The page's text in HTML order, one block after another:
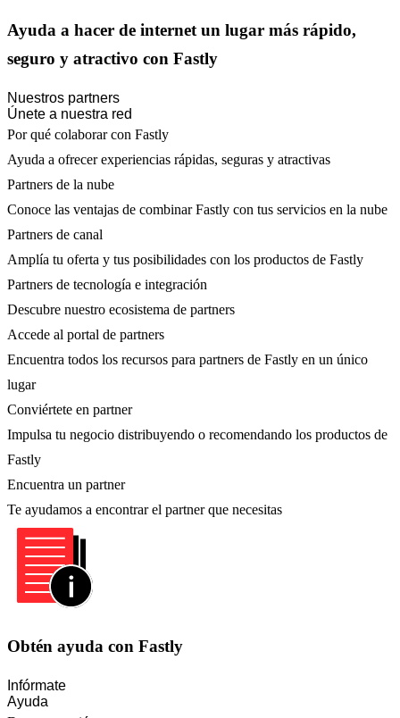
Ayuda a hacer de internet un lugar más rápido,
seguro y atractivo con Fastly
Nuestros partners
Únete a nuestra red
Por qué colaborar con Fastly
Ayuda a ofrecer experiencias rápidas, seguras y atractivas
Partners de la nube
Conoce las ventajas de combinar Fastly con tus servicios en la nube
Partners de canal
Amplía tu oferta y tus posibilidades con los productos de Fastly
Partners de tecnología e integración
Descubre nuestro ecosistema de partners
Accede al portal de partners
Encuentra todos los recursos para partners de Fastly en un único
lugar
Conviértete en partner
Impulsa tu negocio distribuyendo o recomendando los productos de
Fastly
Encuentra un partner
Te ayudamos a encontrar el partner que necesitas
Obtén ayuda con Fastly
Infórmate
Ayuda